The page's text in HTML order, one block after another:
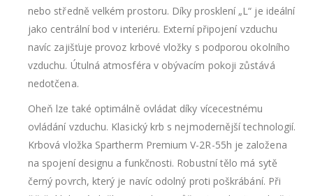
nebo středně velkém prostoru. Díky prosklení „L“ je ideální
jako centrální bod v interiéru. Externí připojení vzduchu
navíc zajišťuje provoz krbové vložky s podporou okolního
vzduchu. Útulná atmosféra v obývacím pokoji zůstává
nedotčena.
Oheň lze také optimálně ovládat díky vícecestnému
ovládání vzduchu. Klasický krb s nejmodernější technologií.
Krbová vložka Spartherm Premium V-2R-55h je založena
na spojení designu a funkčnosti. Robustní tělo má sytě
černý povrch, který je navíc odolný proti poškrábání. Při